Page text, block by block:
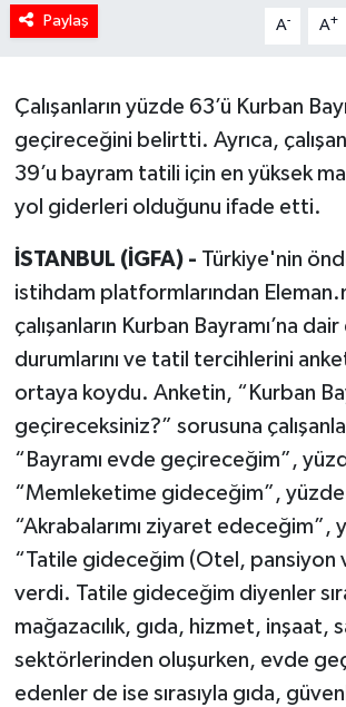
Paylaş A- A+
Çalışanların yüzde 63’ü Kurban
geçireceğini belirtti. Ayrıca,
39’u bayram tatili için en yüksek
yol giderleri olduğunu ifade etti.
İSTANBUL (İGFA) - Türkiye'nin
istihdam platformlarından
çalışanların Kurban Bayramı’na
durumlarını ve tatil tercihlerini
ortaya koydu. Anketin, “Kurban
geçireceksiniz?” sorusuna
“Bayramı evde geçireceğim”,
“Memleketime gideceğim”, yüzde
“Akrabalarımı ziyaret edeceğim”,
“Tatile gideceğim (Otel, pansiyon
verdi. Tatile gideceğim diyenler
mağazacılık, gıda, hizmet, inşaat,
sektörlerinden oluşurken, evde
edenler de ise sırasıyla gıda,
Oyun
POLİTİKA
RESMİ İLANLAR
Spor
Tarihi Yapılarımız
Teknoloji
Türkiye
Yerel
İletişim